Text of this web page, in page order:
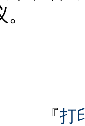
『打